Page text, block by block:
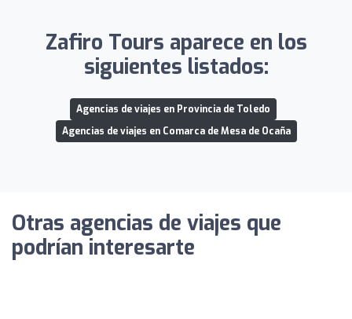
Zafiro Tours aparece en los
siguientes listados:
Agencias de viajes en Provincia de Toledo
Agencias de viajes en Comarca de Mesa de Ocaña
Otras agencias de viajes que
podrían interesarte